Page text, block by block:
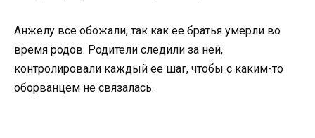
Анжелу все обожали, так как ее братья умерли во
время родов. Родители следили за ней,
контролировали каждый ее шаг, чтобы с каким-то
оборванцем не связалась.